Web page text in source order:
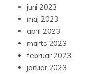
juni 2023
maj 2023
april 2023
marts 2023
februar 2023
januar 2023